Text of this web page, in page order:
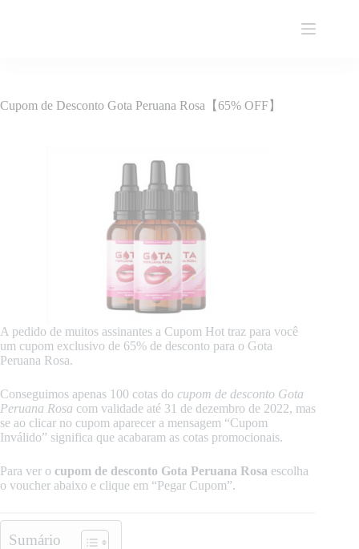
Cupom de Desconto Gota Peruana Rosa【65% OFF】
A pedido de muitos assinantes a Cupom Hot traz para você
um cupom exclusivo de 65% de desconto para o Gota
Peruana Rosa.
Conseguimos apenas 100 cotas do cupom de desconto Gota
Peruana Rosa com validade até 31 de dezembro de 2022, mas
se ao clicar no cupom aparecer a mensagem “Cupom
Inválido” significa que acabaram as cotas promocionais.
Para ver o cupom de desconto Gota Peruana Rosa escolha
o voucher abaixo e clique em “Pegar Cupom”.
Sumário